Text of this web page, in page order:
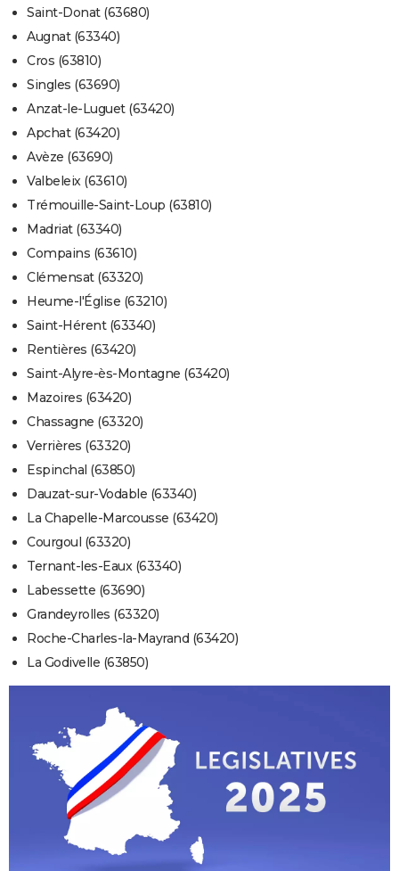
Saint-Donat (63680)
Augnat (63340)
Cros (63810)
Singles (63690)
Anzat-le-Luguet (63420)
Apchat (63420)
Avèze (63690)
Valbeleix (63610)
Trémouille-Saint-Loup (63810)
Madriat (63340)
Compains (63610)
Clémensat (63320)
Heume-l'Église (63210)
Saint-Hérent (63340)
Rentières (63420)
Saint-Alyre-ès-Montagne (63420)
Mazoires (63420)
Chassagne (63320)
Verrières (63320)
Espinchal (63850)
Dauzat-sur-Vodable (63340)
La Chapelle-Marcousse (63420)
Courgoul (63320)
Ternant-les-Eaux (63340)
Labessette (63690)
Grandeyrolles (63320)
Roche-Charles-la-Mayrand (63420)
La Godivelle (63850)